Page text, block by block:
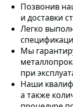
Позвонив
и доставки
Легко
Мы
при
Наши
а также